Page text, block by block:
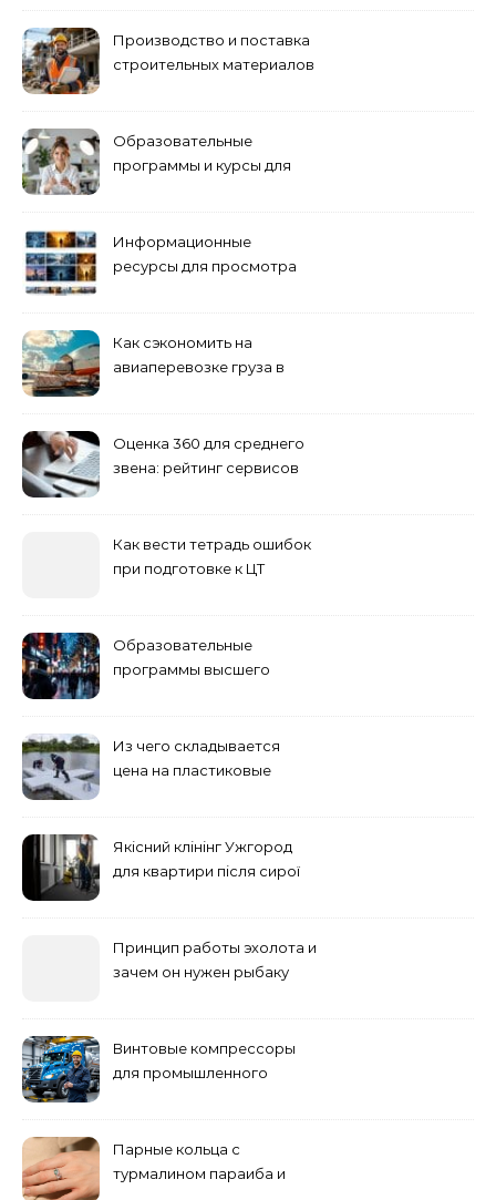
приобретения
Производство и поставка
строительных материалов
Образовательные
программы и курсы для
Информационные
ресурсы для просмотра
Как сэкономить на
авиаперевозке груза в
Оценка 360 для среднего
звена: рейтинг сервисов
Как вести тетрадь ошибок
при подготовке к ЦТ
Образовательные
программы высшего
Из чего складывается
цена на пластиковые
Якісний клінінг Ужгород
для квартири після сирої
Принцип работы эхолота и
зачем он нужен рыбаку
Винтовые компрессоры
для промышленного
Парные кольца с
турмалином параиба и